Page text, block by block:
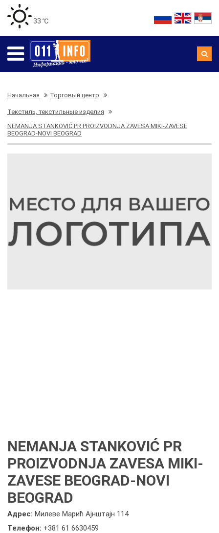
33 ℃
Начальная Торговый центр
Текстиль, текстильные изделия
NEMANJA STANKOVIĆ PR PROIZVODNJA ZAVESA MIKI-ZAVESE
BEOGRAD-NOVI BEOGRAD
NEMANJA STANKOVIĆ PR
PROIZVODNJA ZAVESA MIKI-
ZAVESE BEOGRAD-NOVI
BEOGRAD
Адрес: Милеве Марић Ајнштајн 114
Телефон: +381 61 6630459